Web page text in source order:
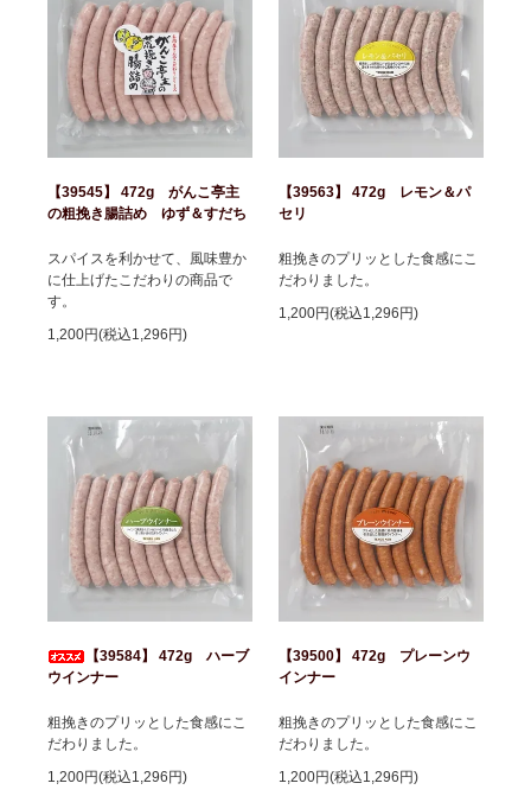
【39545】 472g がんこ亭主
の粗挽き腸詰め ゆず＆すだち
スパイスを利かせて、風味豊か
に仕上げたこだわりの商品で
す。
1,200円(税込1,296円)
【39563】 472g レモン＆パ
セリ
粗挽きのプリッとした食感にこ
だわりました。
1,200円(税込1,296円)
【39584】 472g ハーブ
ウインナー
粗挽きのプリッとした食感にこ
だわりました。
1,200円(税込1,296円)
【39500】 472g プレーンウ
インナー
粗挽きのプリッとした食感にこ
だわりました。
1,200円(税込1,296円)